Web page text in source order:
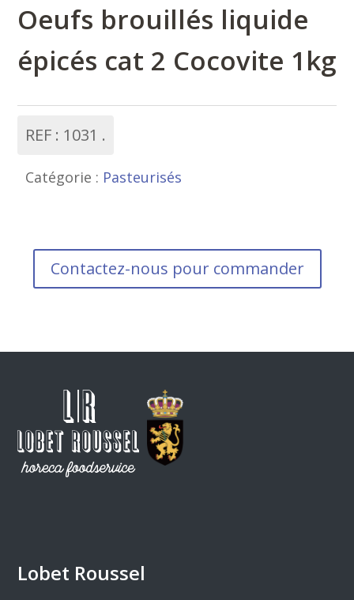
Oeufs brouillés liquide
épicés cat 2 Cocovite 1kg
REF : 1031
Catégorie : Pasteurisés
Contactez-nous pour commander
Lobet Roussel